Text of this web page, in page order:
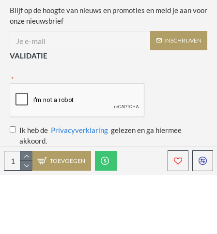
TOEVOEGEN
Blijf op de hoogte van nieuws en promoties en meld je aan voor
onze nieuwsbrief
INSCHRIJVEN
VALIDATIE
Ik heb de Privacyverklaring gelezen en ga hiermee
akkoord.